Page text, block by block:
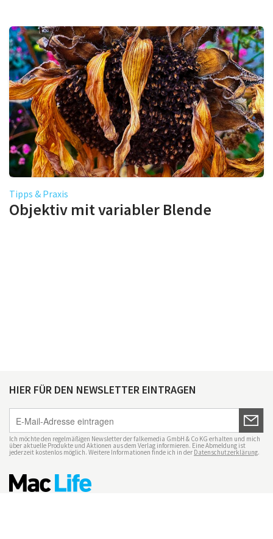
Tipps & Praxis
Objektiv mit variabler Blende
HIER FÜR DEN NEWSLETTER EINTRAGEN
Ich möchte den regelmäßigen Newsletter der falkemedia GmbH & Co KG erhalten und mich
über aktuelle Produkte und Aktionen aus dem Verlag informieren. Eine Abmeldung ist
jederzeit kostenlos möglich. Weitere Informationen finde ich in der Datenschutzerklärung.